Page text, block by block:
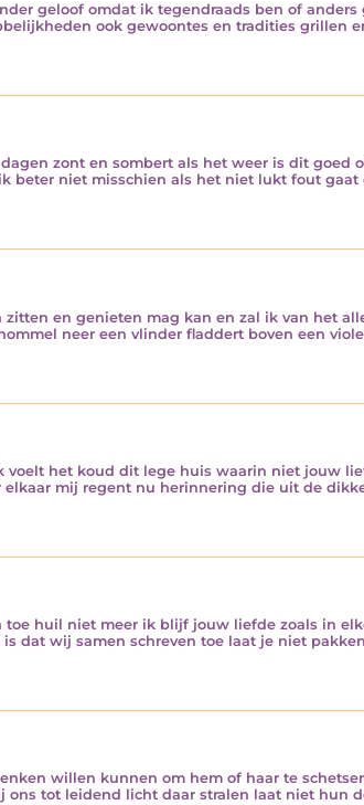
geloof omdat ik tegendraads ben of anders
ook gewoontes en tradities grillen
zont en sombert als het weer is dit goed
beter niet misschien als het niet lukt fout gaat
en genieten mag kan en zal ik van het
neer een vlinder fladdert boven een
het koud dit lege huis waarin niet jouw
mij regent nu herinnering die uit de
toe huil niet meer ik blijf jouw liefde zoals in
dat wij samen schreven toe laat je niet
willen kunnen om hem of haar te
tot leidend licht daar stralen laat niet hun